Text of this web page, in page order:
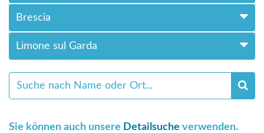
Brescia
Limone sul Garda
Sie können auch unsere Detailsuche verwenden.